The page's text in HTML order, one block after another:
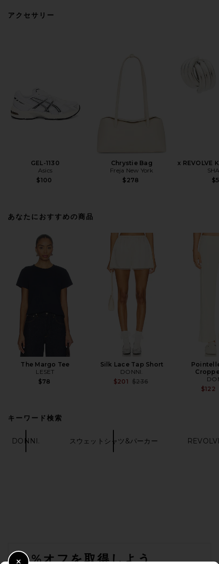
アクセサリー
GEL-1130
Asics
$100
Chrystie Bag
Freja New York
$278
x REVOLVE
あなたにおすすめの商品
The Margo Tee
LESET
$78
Silk Lace Tap Short
DONNI.
$201 Previous price:
$236
$122
キーワード検索
DONNI. スウェットシャツ&パーカー
10%オフを取得しよう